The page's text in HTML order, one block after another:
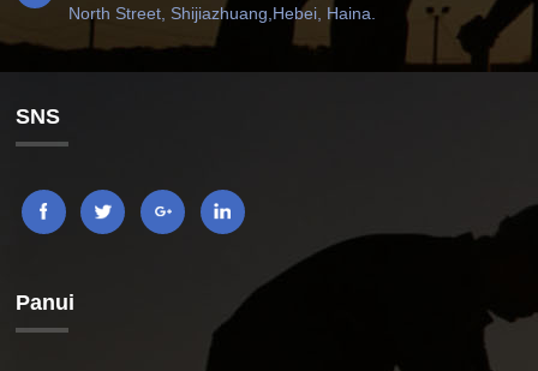
North Street, Shijiazhuang,Hebei, Haina.
SNS
Panui